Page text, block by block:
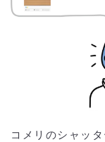
コメリのシャッ